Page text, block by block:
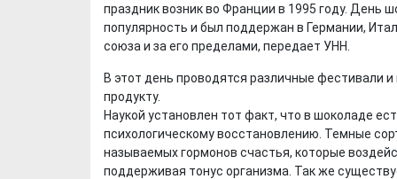
праздник возник во Франции в 1995 году. День
популярность и был поддержан в Германии,
союза и за его пределами, передает УНН.
В этот день проводятся различные фестивали
продукту.
Наукой установлен тот факт, что в шоколаде
психологическому восстановлению. Темные
называемых гормонов счастья, которые
поддерживая тонус организма. Так же